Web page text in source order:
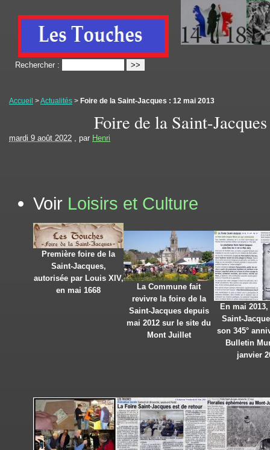
Rechercher :
Accueil >Actualités > Foire de la Saint-Jacques : 12 mai 2013
Foire de la Saint-
mardi 9 août 2022 , par Henri
Voir Loisirs et Culture
Première foire de la
Saint-Jacques,
autorisée par Louis XIV,
en mai 1668
La Commune fait
revivre la foire de la
Saint-Jacques depuis
mai 2012 sur le site du
Mont Juillet
En mai
Saint-
son 345°
Bulletin
janvier